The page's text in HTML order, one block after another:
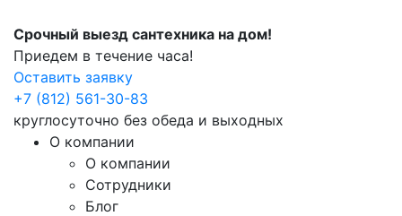
Срочный выезд сантехника на дом!
Приедем в течение часа!
Оставить заявку
+7 (812) 561-30-83
круглосуточно без обеда и выходных
О компании
О компании
Сотрудники
Блог